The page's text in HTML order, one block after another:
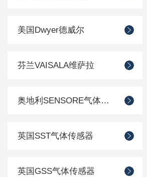
美国Dwyer德威尔
芬兰VAISALA维萨拉
奥地利SENSORE气体传感器
英国SST气体传感器
英国GSS气体传感器